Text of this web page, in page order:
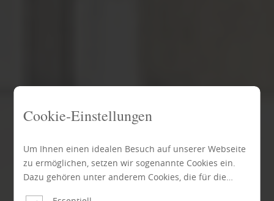
Cookie-Einstellungen
Um Ihnen einen idealen Besuch auf unserer Webseite
zu ermöglichen, setzen wir sogenannte Cookies ein.
Dazu gehören unter anderem Cookies, die für die